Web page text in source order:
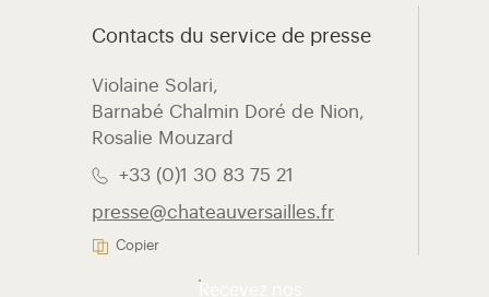
Contacts du service de presse
Violaine Solari, ​
Barnabé Chalmin Doré de Nion,
Rosalie Mouzard
+33 (0)1 30 83 75 21
presse@chateauversailles.fr
Copier